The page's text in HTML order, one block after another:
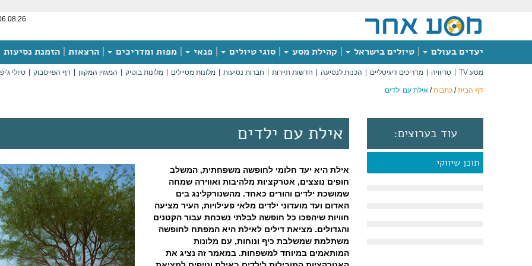
יעדים בעולם טיולים בישראל קהילת מסע סוגי טיולים פנאי מפות ומדריכים הרצאות הזמנת נסיעות
מסע TV טריוויה מדריכים דיגיטליים הכנות לנסיעה חדשות תיירות חברות נסיעות מלונות מטיילים מלונות בוטיק המגזין המקוון דף הפייסבוק טיולי
דף הבית/ כתבות/ אילת עם ילדים
עוד בערוצים:
תוכן שיווקי
אילת עם ילדים
אילת היא יעד חלומי לחופשה משפחתית, המשלב
חופים נוצצים, אטרקציות מלהיבות ואווירה שמחה
שמושכת ילדים והורים כאחד. מהשנורקלינג בים
האדום ועד מועדוני ילדים מלאי פעילויות, העיר מציעה
חוויות שיהפכו כל חופשה לבלתי נשכחת עבור הקטנים
והגדולים. מציאת דילים לאילת היא המפתח לחופשה
משתלמת שמשלבת כיף ונוחות, עם מלונות
המותאמים במיוחד למשפחות. במאמר זה נציג את